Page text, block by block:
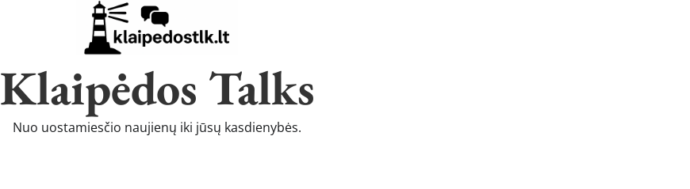
Klaipėdos Talks
Nuo uostamiesčio naujienų iki jūsų kasdienybės.